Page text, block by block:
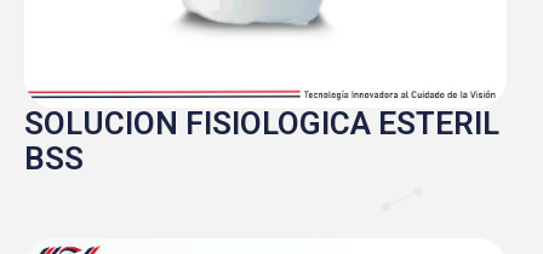
SOLUCION FISIOLOGICA ESTERIL
BSS